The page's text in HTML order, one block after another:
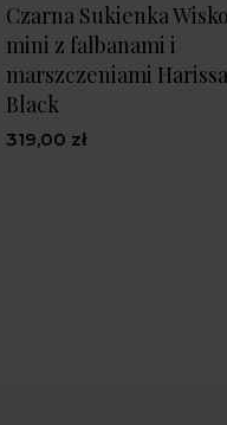
Czarna Sukienka
mini z falbanami i
marszczeniami Harissa
Black
319,00 zł